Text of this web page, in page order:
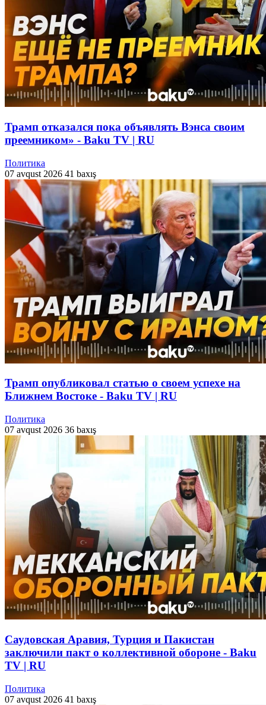
Трамп отказался пока объявлять Вэнса своим
преемником» - Baku TV | RU
Политика
07 avqust 2026 41 baxış
Трамп опубликовал статью о своем успехе на
Ближнем Востоке - Baku TV | RU
Политика
07 avqust 2026 36 baxış
Саудовская Аравия, Турция и Пакистан
заключили пакт о коллективной обороне - Baku
TV | RU
Политика
07 avqust 2026 41 baxış